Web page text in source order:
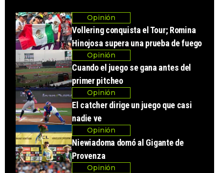
Opinión
Vollering conquista el Tour; Romina
Hinojosa supera una prueba de fuego
Opinión
Cuando el juego se gana antes del
primer pitcheo
Opinión
El catcher dirige un juego que casi
nadie ve
Opinión
Niewiadoma domó al Gigante de
Provenza
Opinión